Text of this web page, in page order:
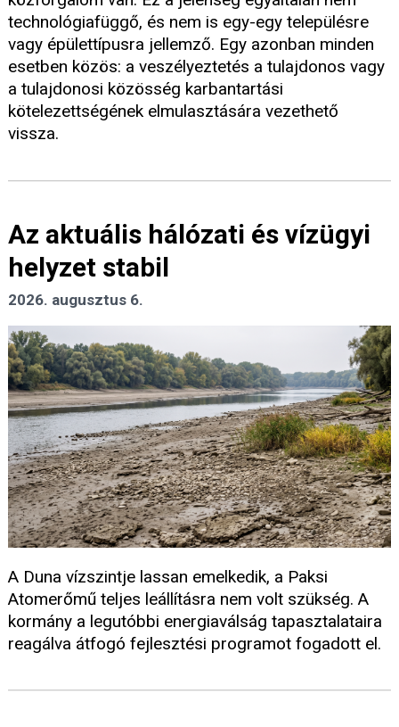
technológiafüggő, és nem is egy-egy településre
vagy épülettípusra jellemző. Egy azonban minden
esetben közös: a veszélyeztetés a tulajdonos vagy
a tulajdonosi közösség karbantartási
kötelezettségének elmulasztására vezethető
vissza.
Az aktuális hálózati és vízügyi
helyzet stabil
2026. augusztus 6.
A Duna vízszintje lassan emelkedik, a Paksi
Atomerőmű teljes leállításra nem volt szükség. A
kormány a legutóbbi energiaválság tapasztalataira
reagálva átfogó fejlesztési programot fogadott el.